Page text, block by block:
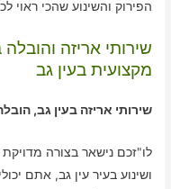
הפירוק והשינוע שהכי ראוי
שירותי אריזה
מקצועית בעין גב
שירותי אריזה בעין גב,
לו"זכם נישאר בצורה
ושינוע בעיר עין גב, אתם